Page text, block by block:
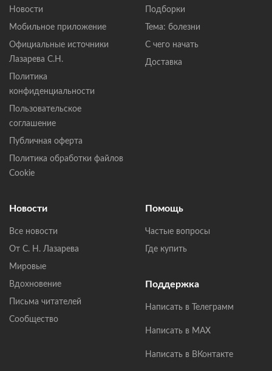
Новости
Мобильное приложение
Официальные источники
Лазарева С.Н.
Политика
конфиденциальности
Пользовательское
соглашение
Публичная оферта
Политика обработки файлов
Cookie
Подборки
Тема: болезни
С чего начать
Доставка
Новости
Все новости
От С. Н. Лазарева
Мировые
Вдохновение
Письма читателей
Сообщество
Помощь
Частые вопросы
Где купить
Поддержка
Написать в Телеграмм
Написать в MAX
Написать в ВКонтакте